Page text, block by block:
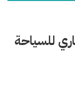
للسياحة